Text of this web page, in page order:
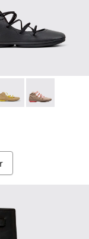
de textil para
029 -
- K400194-026
Right -